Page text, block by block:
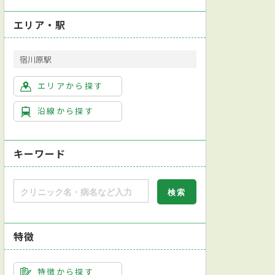
エリア・駅
宿川原駅
エリアから探す
沿線から探す
キーワード
特徴
特徴から探す